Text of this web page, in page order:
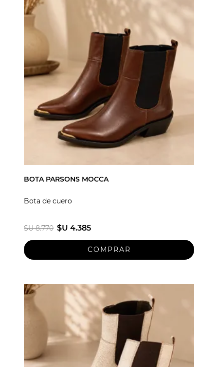
BOTA PARSONS MOCCA
Bota de cuero
$U 8.770 $U 4.385